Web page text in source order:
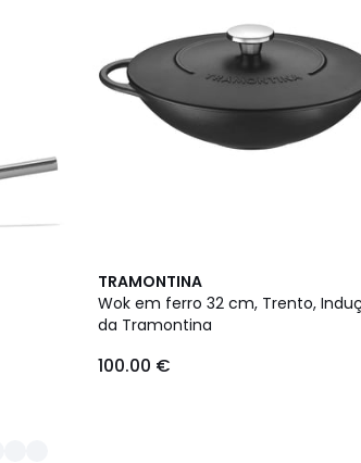
TRAMONTINA
Wok em ferro 32 cm, Trento,
da Tramontina
100.00 €